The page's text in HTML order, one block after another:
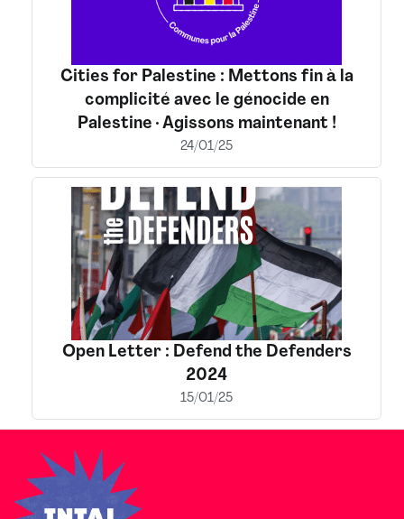
Cities for Palestine : Mettons fin à la
complicité avec le génocide en
Palestine · Agissons maintenant !
24/01/25
Open Letter : Defend the Defenders
2024
15/01/25